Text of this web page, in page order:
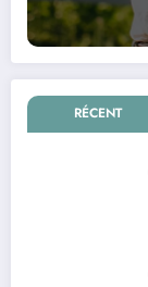
RÉCENT